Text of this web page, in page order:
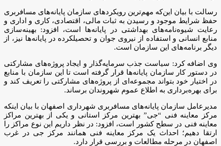
رسالت با بیان این‌که مهم‌ترین رویکردهای سازمان پایانه‌های مسافربری
حفظ شرایط موجود و رسیدن به ثبات مالی، اقتصادی، کاری و اداری و
رعایت شیوه‌نامه‌های بهداشتی در پایانه‌ها است، افزود: بهینه‌سازی
منابع انسانی و استفاده از نیروی جوان و تحصیلکرده در پایانه‌ها نیز، از
دیگر برنامه‌های این سازمان است.
وی اضافه کرد: سیاست جذب سرمایه‌گذار و ایجاد پروژه‌های مشارکتی
در دستور کار سازمان پایانه‌ها قرار گرفته است تا این سازمان با منابع
در اختیار خود بتواند مجموعه‌ای از پروژه‌های مشارکتی را تعریف کند و
برای بهره‌برداری به اطلاع عموم شهروندان برساند.
مدیرعامل سازمان پایانه‌های مسافربری شهرداری اصفهان با بیان اینکه
مرکز معاینه فنی “جی” بهترین مرکز استانی و یکی از بهترین مراکز
معاینه فنی در سطح کشور است، افزود: در نظر داریم این نوع مراکز را
ارتقا دهیم؛ احداث یک مرکز معاینه فنی همانند مرکز جی در غرب
اصفهان در مرحله مطالعات و بررسی قرار دارد.